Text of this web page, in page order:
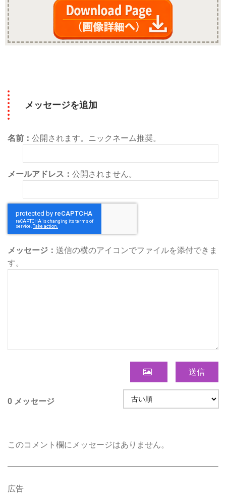
メッセージを追加
名前： 公開されます。ニックネーム推奨。
メールアドレス： 公開されません。
メッセージ： 送信の横のアイコンでファイルを添付できま
す。
送信
0 メッセージ
このコメント欄にメッセージはありません。
広告